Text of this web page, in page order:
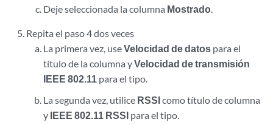
Deje seleccionada la columna Mostrado.
Repita el paso 4 dos veces
La primera vez, useVelocidad de datospara el
título de la columna yVelocidad de transmisión
IEEE 802.11para el tipo.
La segunda vez, utilice RSSIcomo título de columna
y IEEE 802.11 RSSIpara el tipo.